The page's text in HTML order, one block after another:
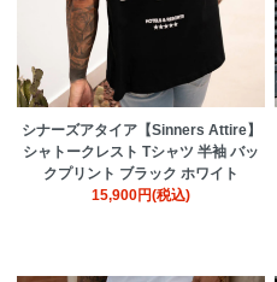
シナーズアタイア【Sinners Attire】
シャトークレスト Tシャツ 半袖 バッ
クプリント ブラック ホワイト
15,900円(税込)